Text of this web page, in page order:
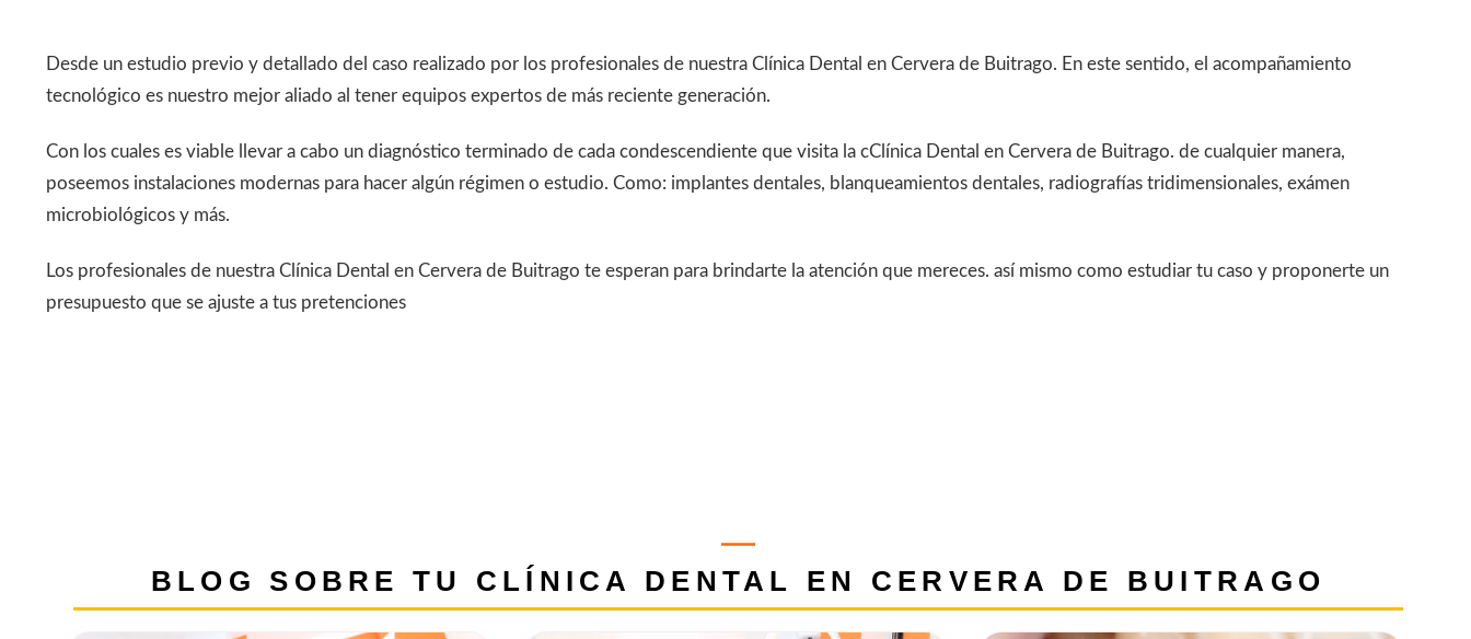
Desde un estudio previo y detallado del caso realizado por los profesionales de nuestra Clínica Dental en Cervera de Buitrago. En este sentido, el acompañamiento
tecnológico es nuestro mejor aliado al tener equipos expertos de más reciente generación.
Con los cuales es viable llevar a cabo un diagnóstico terminado de cada condescendiente que visita la cClínica Dental en Cervera de Buitrago. de cualquier manera,
poseemos instalaciones modernas para hacer algún régimen o estudio. Como: implantes dentales, blanqueamientos dentales, radiografías tridimensionales, exámen
microbiológicos y más.
Los profesionales de nuestra Clínica Dental en Cervera de Buitrago te esperan para brindarte la atención que mereces. así mismo como estudiar tu caso y proponerte un
presupuesto que se ajuste a tus pretenciones
BLOG SOBRE TU CLÍNICA DENTAL EN CERVERA DE BUITRAGO